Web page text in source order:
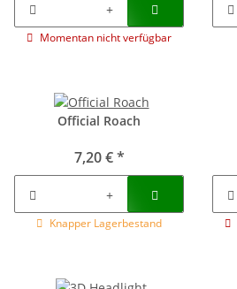
Momentan nicht verfügbar
Official Roach
7,20 €*
Knapper Lagerbestand